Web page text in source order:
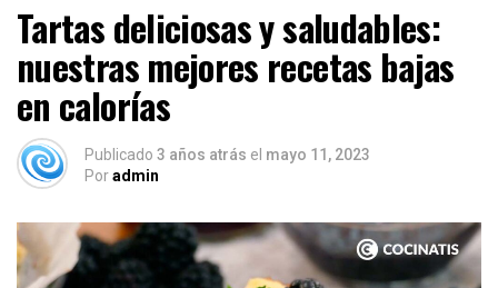
Tartas deliciosas y saludables:
nuestras mejores recetas bajas
en calorías
Publicado 3 años atrás el mayo 11, 2023
Poradmin